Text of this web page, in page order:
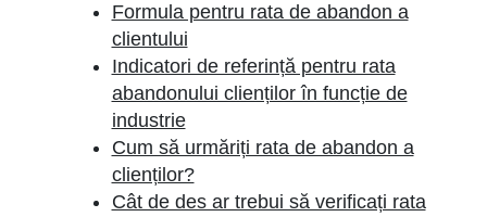
Formula pentru rata de abandon a
clientului
Indicatori de referință pentru rata
abandonului clienților în funcție de
industrie
Cum să urmăriți rata de abandon a
clienților?
Cât de des ar trebui să verificați rata